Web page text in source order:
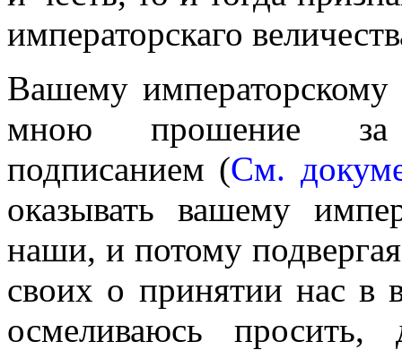
императорскаго
Вашему императорскому
мною прошение за
подписанием (См.
оказывать вашему
наши, и потому
своих о принятии нас в
осмеливаюсь просить,